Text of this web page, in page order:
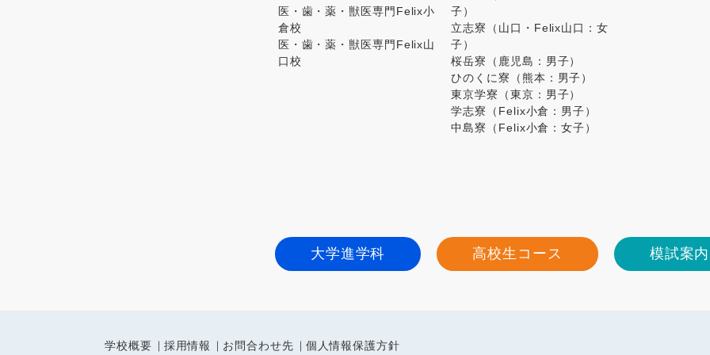
医・歯・薬・獣医専門Felix小
倉校
医・歯・薬・獣医専門Felix山
口校
子）
立志寮（山口・Felix山口：女
子）
桜岳寮（鹿児島：男子）
ひのくに寮（熊本：男子）
東京学寮（東京：男子）
学志寮（Felix小倉：男子）
中島寮（Felix小倉：女子）
大学進学科 高校生コース 模試案
学校概要 採用情報 お問合わせ先 個人情報保護方針